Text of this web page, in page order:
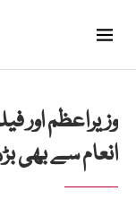
وزیراعظم اور
انعام سے بھی بڑھ